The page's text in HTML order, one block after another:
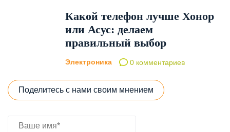
Какой телефон лучше Хонор
или Асус: делаем
правильный выбор
Электроника 0 комментариев
Поделитесь с нами своим мнением